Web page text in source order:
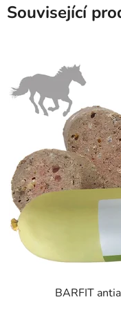
Související
BARFIT